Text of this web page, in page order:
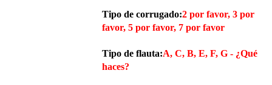
Tipo de corrugado:2 por favor, 3 por
favor, 5 por favor, 7 por favor
Tipo de flauta:A, C, B, E, F, G - ¿Qué
haces?